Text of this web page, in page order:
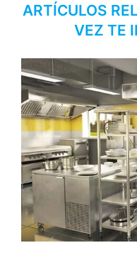
ARTÍCULOS
VEZ TE